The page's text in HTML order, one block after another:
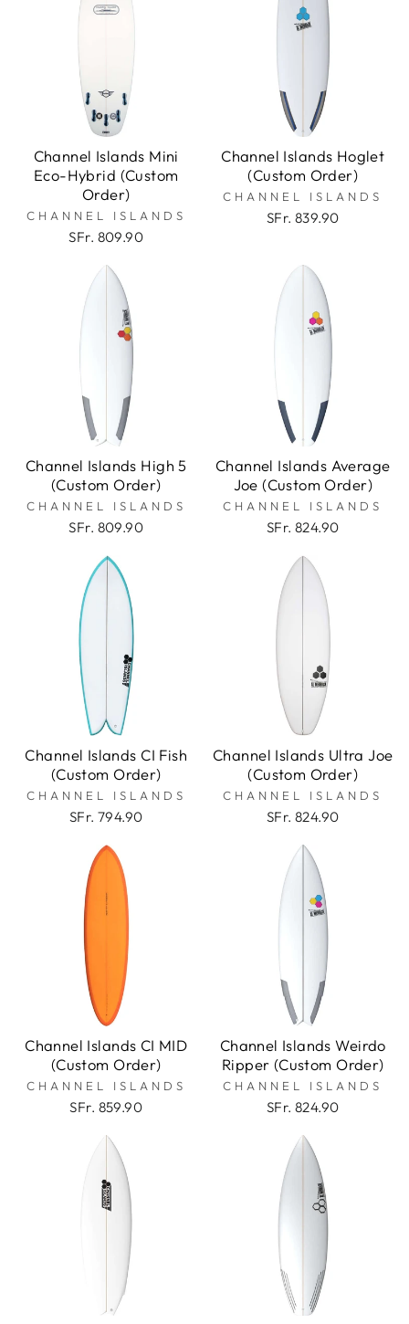
Channel Islands Mini
Eco-Hybrid (Custom
Order)
CHANNEL ISLANDS
SFr. 809.90
Channel Islands Hoglet
(Custom Order)
CHANNEL ISLANDS
SFr. 839.90
Channel Islands High 5
(Custom Order)
CHANNEL ISLANDS
SFr. 809.90
Channel Islands Average
Joe (Custom Order)
CHANNEL ISLANDS
SFr. 824.90
Channel Islands CI Fish
(Custom Order)
CHANNEL ISLANDS
SFr. 794.90
Channel Islands Ultra Joe
(Custom Order)
CHANNEL ISLANDS
SFr. 824.90
Channel Islands CI MID
(Custom Order)
CHANNEL ISLANDS
SFr. 859.90
Channel Islands Weirdo
Ripper (Custom Order)
CHANNEL ISLANDS
SFr. 824.90